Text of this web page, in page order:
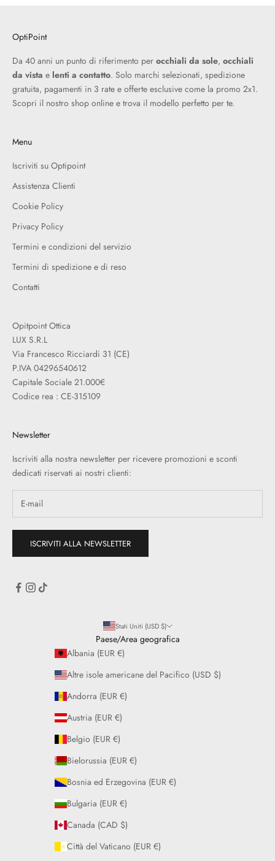
OptiPoint
Da 40 anni un punto di riferimento per occhiali da sole, occhiali
da vista e lenti a contatto. Solo marchi selezionati, spedizione
gratuita, pagamenti in 3 rate e offerte esclusive come la promo 2x1.
Scopri il nostro shop online e trova il modello perfetto per te.
Menu
Iscriviti su Optipoint
Assistenza Clienti
Cookie Policy
Privacy Policy
Termini e condizioni del servizio
Termini di spedizione e di reso
Contatti
Opitpoint Ottica
LUX S.R.L
Via Francesco Ricciardi 31 (CE)
P.IVA 04296540612
Capitale Sociale 21.000€
Codice rea : CE-315109
Newsletter
Iscriviti alla nostra newsletter per ricevere promozioni e sconti
dedicati riservati ai nostri clienti:
ISCRIVITI ALLA NEWSLETTER
Stati Uniti (USD $)
Paese/Area geografica
Albania (EUR €)
Altre isole americane del Pacifico (USD $)
Andorra (EUR €)
Austria (EUR €)
Belgio (EUR €)
Bielorussia (EUR €)
Bosnia ed Erzegovina (EUR €)
Bulgaria (EUR €)
Canada (CAD $)
Città del Vaticano (EUR €)